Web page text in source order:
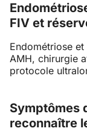
FIV et
Endométriose
AMH, chirurgie
protocole
Symptômes
reconnaître